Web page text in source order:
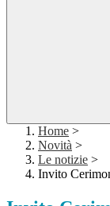
Home >
Novità >
Le notizie >
Invito